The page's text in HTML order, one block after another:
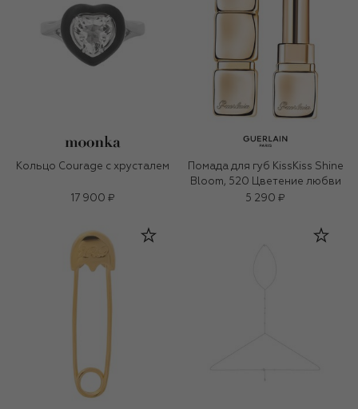
Кольцо Courage с хрусталем
17 900 ₽
Помада для губ KissKiss Shine
Bloom, 520 Цветение любви
5 290 ₽